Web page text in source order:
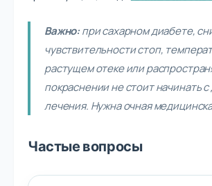
Важно:при сахарном диабете,
чувствительности стоп,
растущем отеке или
покраснении не стоит начинать
лечения. Нужна очная
Частые вопросы